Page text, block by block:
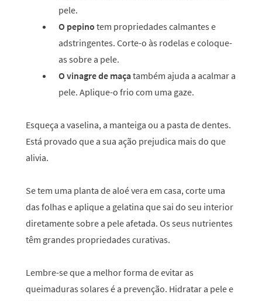
pele.
O pepino tem propriedades calmantes e
adstringentes. Corte-o às rodelas e coloque-
as sobre a pele.
O vinagre de maçatambém ajuda a acalmar a
pele. Aplique-o frio com uma gaze.
Esqueça a vaselina, a manteiga ou a pasta de dentes.
Está provado que a sua ação prejudica mais do que
alivia.
Se tem uma planta de aloé vera em casa, corte uma
das folhas e aplique a gelatina que sai do seu interior
diretamente sobre a pele afetada. Os seus nutrientes
têm grandes propriedades curativas.
Lembre-se que a melhor forma de evitar as
queimaduras solares é a prevenção. Hidratar a pele e